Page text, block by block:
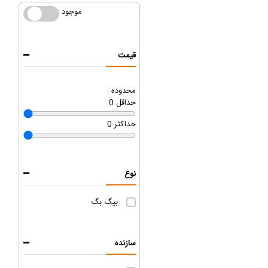
موجود موجود
قیمت
محدوده :
0 حداقل
0 حداکثر
نوع
بیگ بگ
سازنده